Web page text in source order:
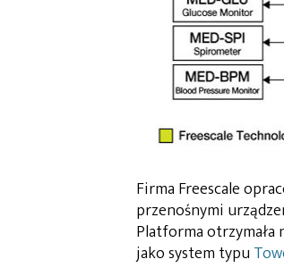
Firma Freescale
przenośnymi
Platforma otrzymała
jako system typu